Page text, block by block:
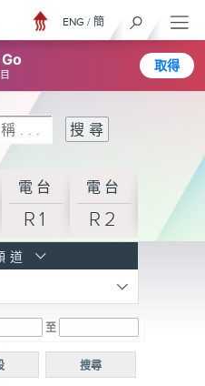
取得
ENG / 簡
電台
R1
電台
R2
電台
普通
道
至
搜尋